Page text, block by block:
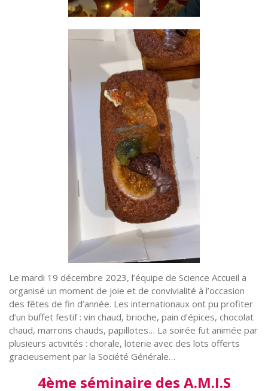
Le mardi 19 décembre 2023, l’équipe de Science Accueil a
organisé un moment de joie et de convivialité à l’occasion
des fêtes de fin d’année. Les internationaux ont pu profiter
d’un buffet festif : vin chaud, brioche, pain d’épices, chocolat
chaud, marrons chauds, papillotes… La soirée fut animée par
plusieurs activités : chorale, loterie avec des lots offerts
gracieusement par la Société Générale…
4ème séminaire des A.M.I.S